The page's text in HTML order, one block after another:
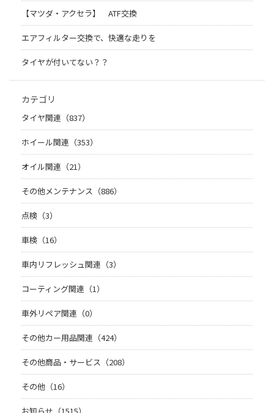
【マツダ・アクセラ】 ATF交換
エアフィルター交換で、快適な走りを
タイヤが付いてない？？
カテゴリ
タイヤ関連（837）
ホイール関連（353）
オイル関連（21）
その他メンテナンス（886）
点検（3）
車検（16）
車内リフレッシュ関連（3）
コーティング関連（1）
車外リペア関連（0）
その他カー用品関連（424）
その他商品・サービス（208）
その他（16）